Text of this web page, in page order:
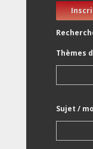
Thèmes
Sujet /